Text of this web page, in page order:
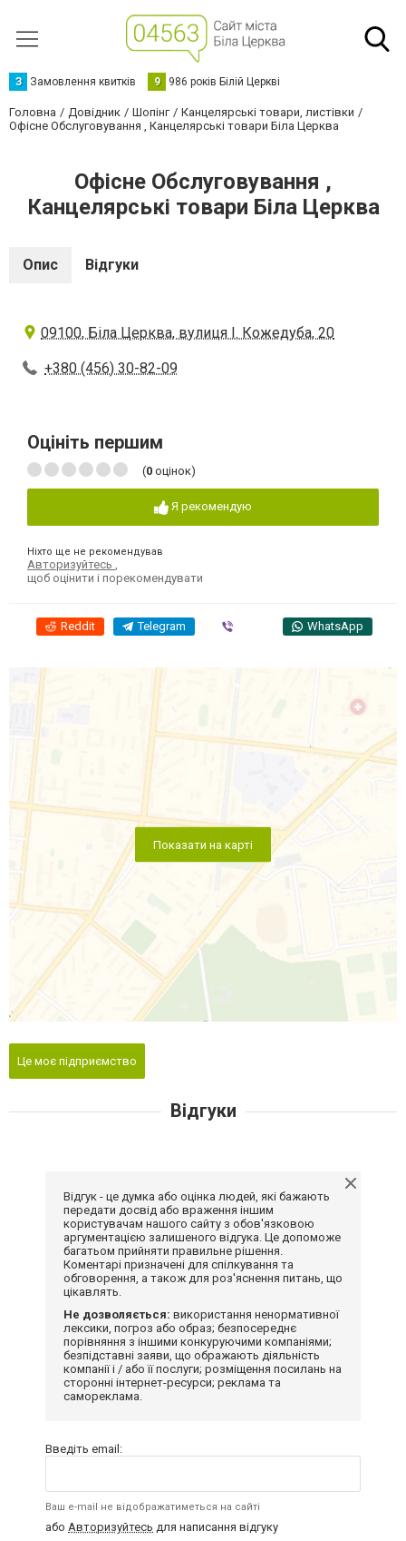
З Замовлення квитків 9 986 років Білій Церкві
Головна Довідник Шопінг
Канцелярські товари, листівки
Офісне Обслуговування , Канцелярські товари Біла Церква
Офісне Обслуговування ,
Канцелярські товари Біла Церква
Опис Відгуки
09100, Біла Церква, вулиця І. Кожедуба, 20
+380 (456) 30-82-09
Оцініть першим
(0 оцінок)
Я рекомендую
Ніхто ще не рекомендував
Авторизуйтесь
щоб оцінити і порекомендувати
Reddit Telegram WhatsApp
Показати на карті
Це моє підприємство
Відгуки
Відгук - це думка або оцінка людей, які бажають
передати досвід або враження іншим
користувачам нашого сайту з обов'язковою
аргументацією залишеного відгука. Це допоможе
багатьом прийняти правильне рішення.
Коментарі призначені для спілкування та
обговорення, а також для роз'яснення питань, що
цікавлять.
Не дозволяється: використання ненормативної
лексики, погроз або образ; безпосереднє
порівняння з іншими конкуруючими компаніями;
безпідставні заяви, що ображають діяльність
компанії і / або її послуги; розміщення посилань на
сторонні інтернет-ресурси; реклама та
самореклама.
Введіть email:
Ваш e-mail не відображатиметься на сайті
або Авторизуйтесь для написання відгуку